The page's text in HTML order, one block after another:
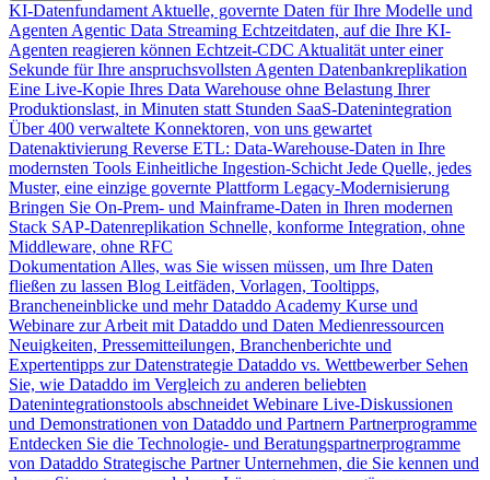
KI-Datenfundament Aktuelle, governte Daten für Ihre Modelle und
Agenten Agentic Data Streaming Echtzeitdaten, auf die Ihre KI-
Agenten reagieren können Echtzeit-CDC Aktualität unter einer
Sekunde für Ihre anspruchsvollsten Agenten Datenbankreplikation
Eine Live-Kopie Ihres Data Warehouse ohne Belastung Ihrer
Produktionslast, in Minuten statt Stunden SaaS-Datenintegration
Über 400 verwaltete Konnektoren, von uns gewartet
Datenaktivierung Reverse ETL: Data-Warehouse-Daten in Ihre
modernsten Tools Einheitliche Ingestion-Schicht Jede Quelle, jedes
Muster, eine einzige governte Plattform Legacy-Modernisierung
Bringen Sie On-Prem- und Mainframe-Daten in Ihren modernen
Stack SAP-Datenreplikation Schnelle, konforme Integration, ohne
Middleware, ohne RFC
Dokumentation Alles, was Sie wissen müssen, um Ihre Daten
fließen zu lassen Blog Leitfäden, Vorlagen, Tooltipps,
Brancheneinblicke und mehr Dataddo Academy Kurse und
Webinare zur Arbeit mit Dataddo und Daten Medienressourcen
Neuigkeiten, Pressemitteilungen, Branchenberichte und
Expertentipps zur Datenstrategie Dataddo vs. Wettbewerber Sehen
Sie, wie Dataddo im Vergleich zu anderen beliebten
Datenintegrationstools abschneidet Webinare Live-Diskussionen
und Demonstrationen von Dataddo und Partnern Partnerprogramme
Entdecken Sie die Technologie- und Beratungspartnerprogramme
von Dataddo Strategische Partner Unternehmen, die Sie kennen und